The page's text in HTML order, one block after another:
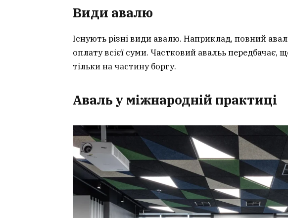
Види авалю
Існують різні види авалю. Наприклад, повний
оплату всієї суми. Частковий авальь передбачає,
тільки на частину боргу.
Аваль у міжнародній практиці